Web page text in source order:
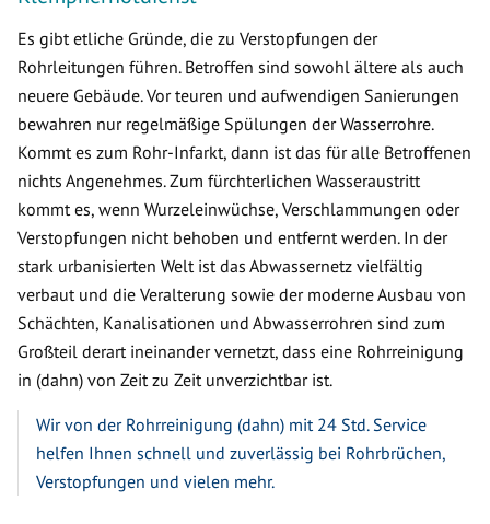
Es gibt etliche Gründe, die zu Verstopfungen der
Rohrleitungen führen. Betroffen sind sowohl ältere als auch
neuere Gebäude. Vor teuren und aufwendigen Sanierungen
bewahren nur regelmäßige Spülungen der Wasserrohre.
Kommt es zum Rohr-Infarkt, dann ist das für alle Betroffenen
nichts Angenehmes. Zum fürchterlichen Wasseraustritt
kommt es, wenn Wurzeleinwüchse, Verschlammungen oder
Verstopfungen nicht behoben und entfernt werden. In der
stark urbanisierten Welt ist das Abwassernetz vielfältig
verbaut und die Veralterung sowie der moderne Ausbau von
Schächten, Kanalisationen und Abwasserrohren sind zum
Großteil derart ineinander vernetzt, dass eine Rohrreinigung
in (dahn) von Zeit zu Zeit unverzichtbar ist.
Wir von der Rohrreinigung (dahn) mit 24 Std. Service
helfen Ihnen schnell und zuverlässig bei Rohrbrüchen,
Verstopfungen und vielen mehr.